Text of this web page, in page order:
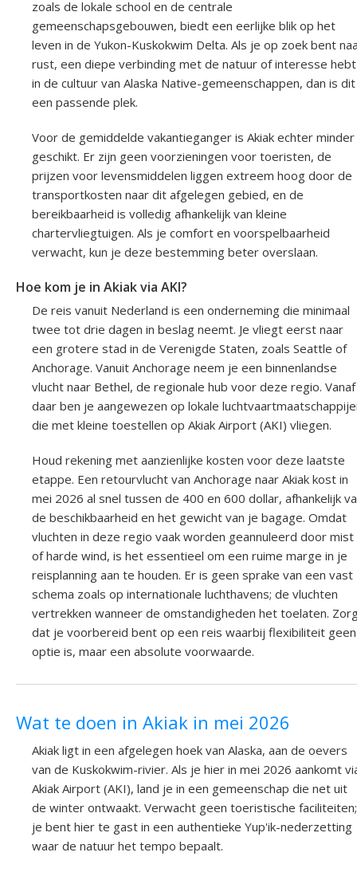
zoals de lokale school en de centrale
gemeenschapsgebouwen, biedt een eerlijke blik op het
leven in de Yukon-Kuskokwim Delta. Als je op zoek bent
rust, een diepe verbinding met de natuur of interesse hebt
in de cultuur van Alaska Native-gemeenschappen, dan is dit
een passende plek.
Voor de gemiddelde vakantieganger is Akiak echter minder
geschikt. Er zijn geen voorzieningen voor toeristen, de
prijzen voor levensmiddelen liggen extreem hoog door de
transportkosten naar dit afgelegen gebied, en de
bereikbaarheid is volledig afhankelijk van kleine
chartervliegtuigen. Als je comfort en voorspelbaarheid
verwacht, kun je deze bestemming beter overslaan.
Hoe kom je in Akiak via AKI?
De reis vanuit Nederland is een onderneming die minimaal
twee tot drie dagen in beslag neemt. Je vliegt eerst naar
een grotere stad in de Verenigde Staten, zoals Seattle of
Anchorage. Vanuit Anchorage neem je een binnenlandse
vlucht naar Bethel, de regionale hub voor deze regio. Vanaf
daar ben je aangewezen op lokale
die met kleine toestellen op Akiak Airport (AKI) vliegen.
Houd rekening met aanzienlijke kosten voor deze laatste
etappe. Een retourvlucht van Anchorage naar Akiak kost in
mei 2026 al snel tussen de 400 en 600 dollar, afhankelijk
de beschikbaarheid en het gewicht van je bagage. Omdat
vluchten in deze regio vaak worden geannuleerd door mist
of harde wind, is het essentieel om een ruime marge in je
reisplanning aan te houden. Er is geen sprake van een vast
schema zoals op internationale luchthavens; de vluchten
vertrekken wanneer de omstandigheden het toelaten.
dat je voorbereid bent op een reis waarbij flexibiliteit geen
optie is, maar een absolute voorwaarde.
Wat te doen in Akiak in mei 2026
Akiak ligt in een afgelegen hoek van Alaska, aan de oevers
van de Kuskokwim-rivier. Als je hier in mei 2026 aankomt
Akiak Airport (AKI), land je in een gemeenschap die net uit
de winter ontwaakt. Verwacht geen toeristische faciliteiten;
je bent hier te gast in een authentieke Yup'ik-nederzetting
waar de natuur het tempo bepaalt.